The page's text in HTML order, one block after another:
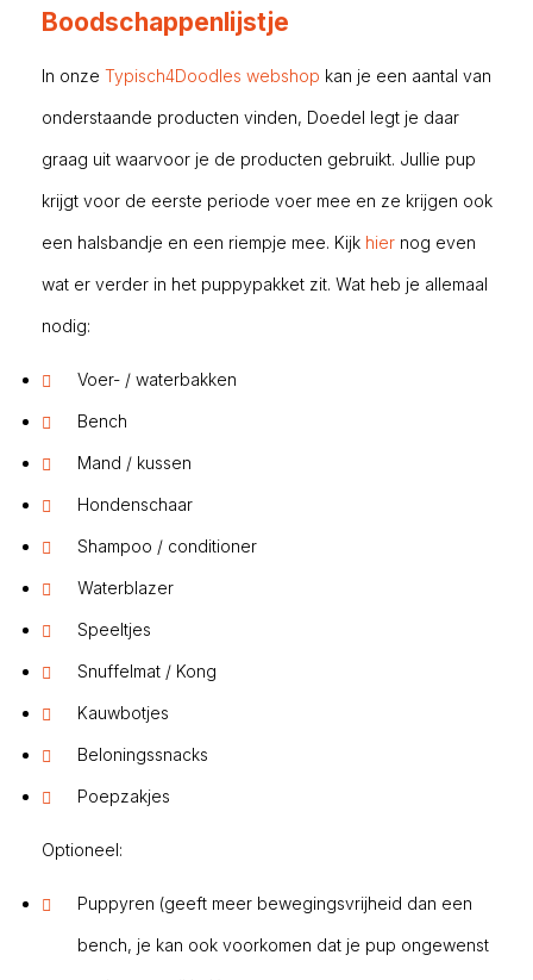
Boodschappenlijstje
In onze Typisch4Doodles webshop kan je een aantal van
onderstaande producten vinden, Doedel legt je daar
graag uit waarvoor je de producten gebruikt. Jullie pup
krijgt voor de eerste periode voer mee en ze krijgen ook
een halsbandje en een riempje mee. Kijk hier nog even
wat er verder in het puppypakket zit. Wat heb je allemaal
nodig:
Voer- / waterbakken
Bench
Mand / kussen
Hondenschaar
Shampoo / conditioner
Waterblazer
Speeltjes
Snuffelmat / Kong
Kauwbotjes
Beloningssnacks
Poepzakjes
Optioneel:
Puppyren (geeft meer bewegingsvrijheid dan een
bench, je kan ook voorkomen dat je pup ongewenst